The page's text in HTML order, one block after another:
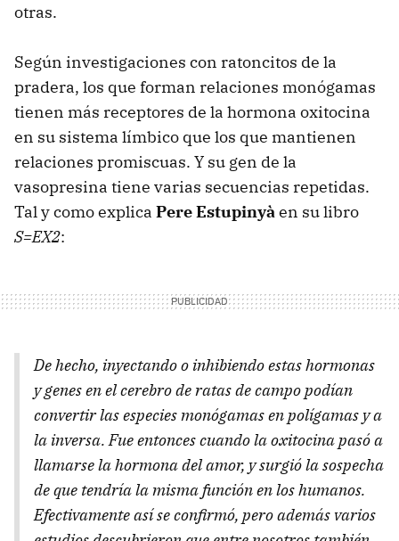
otras.
Según investigaciones con ratoncitos de la
pradera, los que forman relaciones monógamas
tienen más receptores de la hormona oxitocina
en su sistema límbico que los que mantienen
relaciones promiscuas. Y su gen de la
vasopresina tiene varias secuencias repetidas.
Tal y como explica Pere Estupinyàen su libro
S=EX2:
De hecho, inyectando o inhibiendo estas hormonas
y genes en el cerebro de ratas de campo podían
convertir las especies monógamas en polígamas y a
la inversa. Fue entonces cuando la oxitocina pasó a
llamarse la hormona del amor, y surgió la sospecha
de que tendría la misma función en los humanos.
Efectivamente así se confirmó, pero además varios